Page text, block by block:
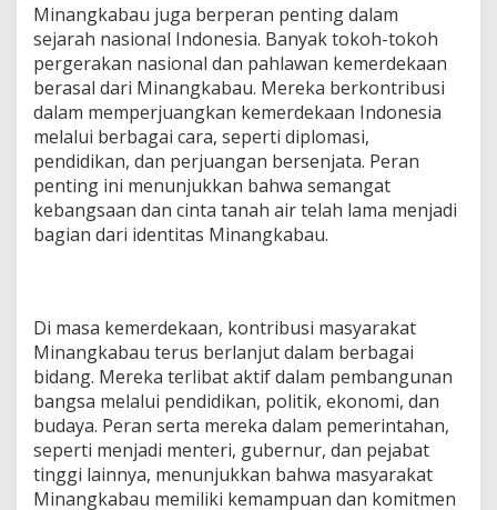
Minangkabau juga berperan penting dalam
sejarah nasional Indonesia. Banyak tokoh-tokoh
pergerakan nasional dan pahlawan kemerdekaan
berasal dari Minangkabau. Mereka berkontribusi
dalam memperjuangkan kemerdekaan Indonesia
melalui berbagai cara, seperti diplomasi,
pendidikan, dan perjuangan bersenjata. Peran
penting ini menunjukkan bahwa semangat
kebangsaan dan cinta tanah air telah lama menjadi
bagian dari identitas Minangkabau.
Di masa kemerdekaan, kontribusi masyarakat
Minangkabau terus berlanjut dalam berbagai
bidang. Mereka terlibat aktif dalam pembangunan
bangsa melalui pendidikan, politik, ekonomi, dan
budaya. Peran serta mereka dalam pemerintahan,
seperti menjadi menteri, gubernur, dan pejabat
tinggi lainnya, menunjukkan bahwa masyarakat
Minangkabau memiliki kemampuan dan komitmen